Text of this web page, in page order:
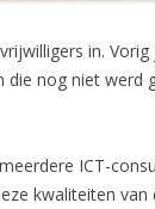
in.
nog niet
ICT-
kwaliteiten